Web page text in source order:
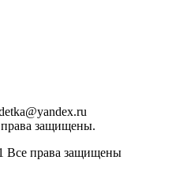
защищены.
Все права защищены